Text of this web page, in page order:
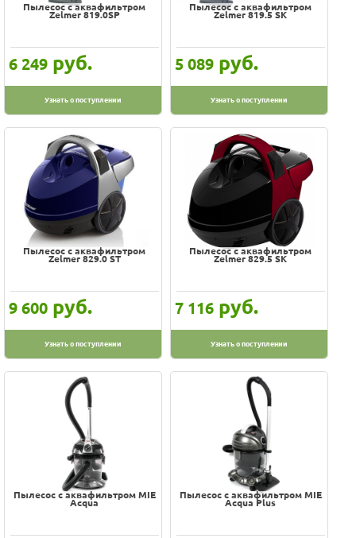
Пылесос с аквафильтром
Zelmer 819.0SP
6 249 руб.
Узнать о поступлении
Пылесос с аквафильтром
Zelmer 819.5 SK
5 089 руб.
Узнать о поступлении
Пылесос с аквафильтром
Zelmer 829.0 ST
9 600 руб.
Узнать о поступлении
Пылесос с аквафильтром
Zelmer 829.5 SK
7 116 руб.
Узнать о поступлении
Пылесос с аквафильтром MIE
Acqua
Пылесос с аквафильтром MIE
Acqua Plus